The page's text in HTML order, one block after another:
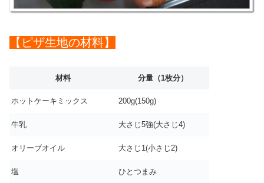
【ピザ生地の材料】
材料 分量（1枚分）
ホットケーキミックス 200g(150g)
牛乳 大さじ5強(大さじ4)
オリーブオイル 大さじ1(小さじ2)
塩 ひとつまみ